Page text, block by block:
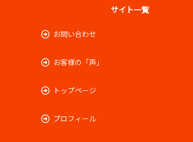
サイト一覧
お問い合わせ
お客様の「声」
トップページ
プロフィール